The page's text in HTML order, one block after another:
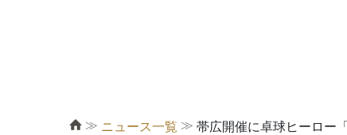
≫ ニュース一覧 ≫ 帯広開催に卓球ヒーロー